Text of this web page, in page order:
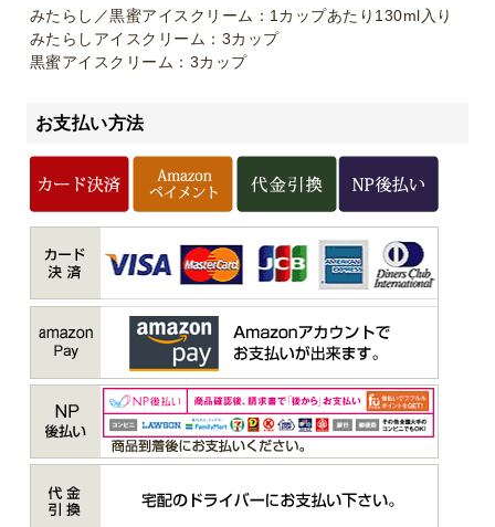
みたらし／黒蜜アイスクリーム：1カップあたり130ml入り
みたらしアイスクリーム：3カップ
黒蜜アイスクリーム：3カップ
お支払い方法